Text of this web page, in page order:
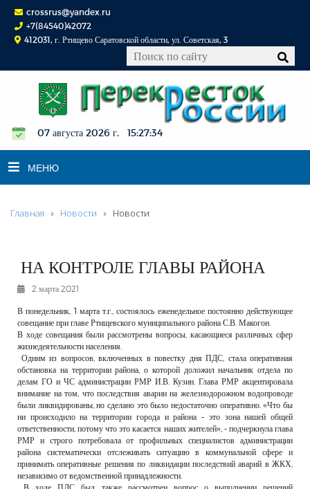
crossrus@yandex.ru
+7(84540)42072
412031, г. Ртищево Саратовской области, ул. Советская, 3
07 августа 2026 г. 15:27:35
МЕНЮ
НОВОСТИ
К СВЕДЕНИЮ
РЕКЛАМОДАТЕЛЯМ
ОБЪЯВЛЕНИЯ
КОНТАКТЫ
Главная Новости Новости
НА КОНТРОЛЕ ГЛАВЫ РАЙОНА
2 марта 2021
В понедельник, 1 марта т.г., состоялось еженедельное постоянно действующее
совещание при главе Ртищевского муниципального района С.В. Макогон.
В ходе совещания были рассмотрены вопросы, касающиеся различных сфер
жизнедеятельности населения.
Одним из вопросов, включенных в повестку дня ПДС, стала оперативная
обстановка на территории района, о которой доложил начальник отдела по
делам ГО и ЧС администрации РМР И.В. Кузин. Глава РМР акцентировала
внимание на том, что последствия аварии на железнодорожном водопроводе
были ликвидированы, но сделано это было недостаточно оперативно. «Что бы
ни происходило на территории города и района - это зона нашей общей
ответственности, потому что это касается наших жителей», - подчеркнула глава
РМР и строго потребовала от профильных специалистов администрации
района систематически отслеживать ситуацию в коммунальной сфере и
принимать оперативные решения по ликвидации последствий аварий в ЖКХ,
независимо от ведомственной принадлежности.